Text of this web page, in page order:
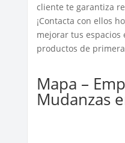
cliente te garantiza
¡Contacta con ellos
mejorar tus espacios
productos de
Mapa –
Mudanzas